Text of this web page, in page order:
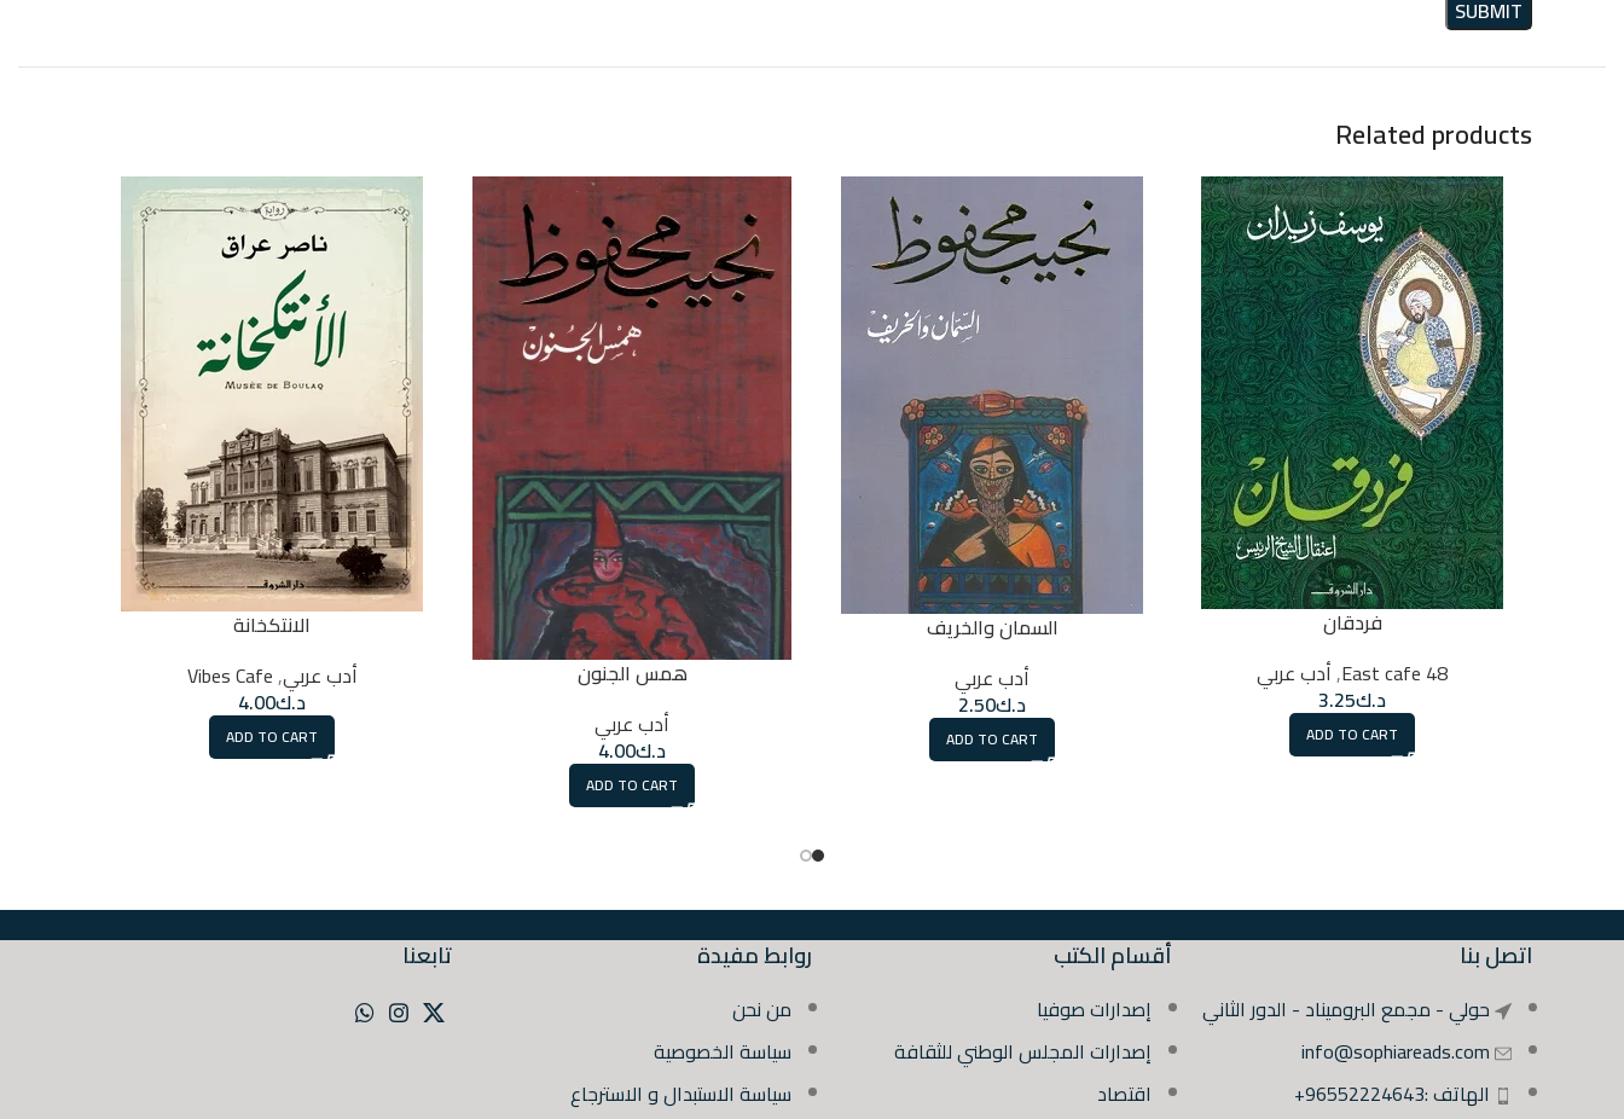
Related products
فردقان
48 East cafe
,أدب عربي
د.ك3.25
ADD TO CART
السمان والخريف
أدب عربي
د.ك2.50
ADD TO CART
همس الجنون
أدب عربي
د.ك4.00
ADD TO CART
الانتكخانة
أدب عربي,
Vibes Cafe
د.ك4.00
ADD TO CART
اتصل بنا
حولي - مجمع البروميناد - الدور الثاني
info@sophiareads.com
الهاتف :96552224643+
أقسام الكتب
إصدارات صوفيا
إصدارات المجلس الوطني للثقافة
اقتصاد
روابط مفيدة
من نحن
سياسة الخصوصية
سياسة الاستبدال و الاسترجاع
تابعنا